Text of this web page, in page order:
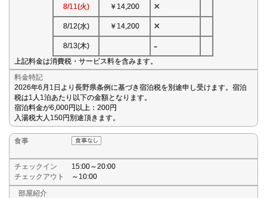
8/11(火) ￥14,200 ×
8/12(水) ￥14,200 ×
8/13(木) -
上記料金は消費税・サービス料を含みます。
料金特記
2026年6月1日より長野県条例に基づき宿泊税を別途申し受けます。宿泊
税は1人1泊あたり以下の金額となります。
宿泊料金が6,000円以上：200円
入湯税大人150円別途頂きます。
食事
チェックイン
15:00～20:00
チェックアウト
～10:00
部屋紹介